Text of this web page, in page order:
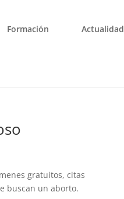
Formación Actualidad
gratuitos, citas
buscan un aborto.